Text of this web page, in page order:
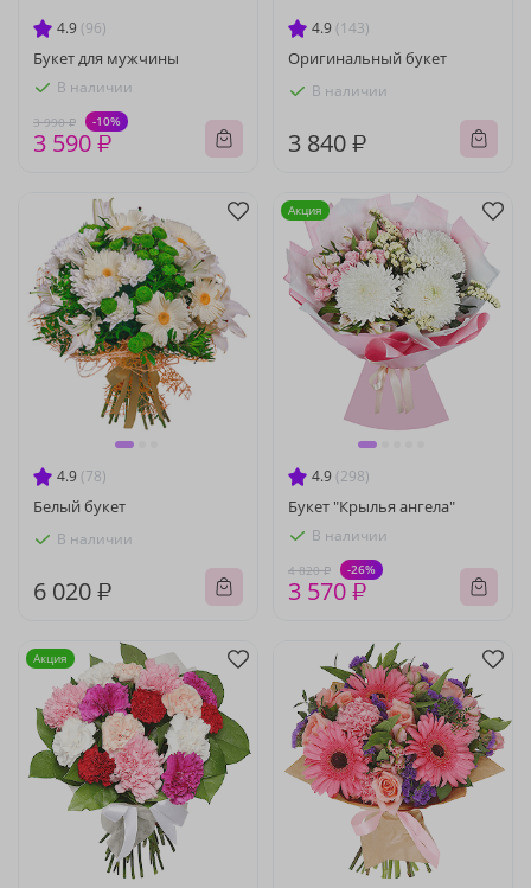
4.9 (96)
Букет для мужчины
В наличии
3 990 ₽ -10%
3 590 ₽
4.9 (143)
Оригинальный букет
В наличии
3 840 ₽
4.9 (78)
Белый букет
В наличии
6 020 ₽
4.9 (298)
Букет "Крылья ангела"
В наличии
4 820 ₽ -26%
3 570 ₽
Акция
Акция